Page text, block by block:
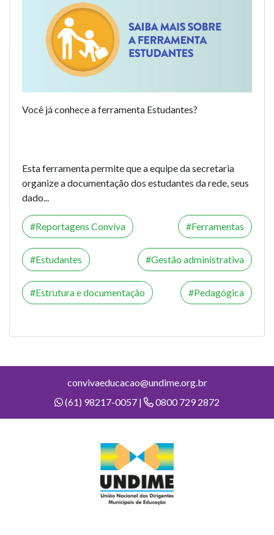
Você já conhece a ferramenta Estudantes?
Esta ferramenta permite que a equipe da secretaria
organize a documentação dos estudantes da rede, seus
dado...
Reportagens Conviva Ferramentas
Estudantes Gestão administrativa
Estrutura e documentação Pedagógica
convivaeducacao@undime.org.br
(61) 98217-0057 |
0800 729 2872